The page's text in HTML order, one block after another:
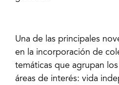
Una de las principales
en la incorporación de
temáticas que agrupan
áreas de interés: vida